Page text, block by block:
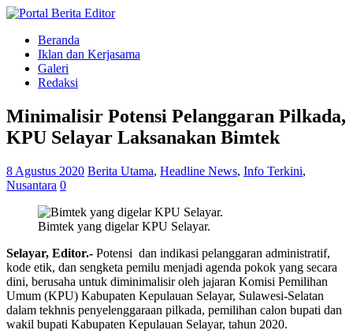
Beranda
Iklan dan Kerjasama
Galeri
Redaksi
Minimalisir Potensi Pelanggaran Pilkada,
KPU Selayar Laksanakan Bimtek
8 Agustus 2020 Berita Utama, Headline News, Info Terkini,
Nusantara 0
Bimtek yang digelar KPU Selayar.
Selayar, Editor.- Potensi dan indikasi pelanggaran administratif,
kode etik, dan sengketa pemilu menjadi agenda pokok yang secara
dini, berusaha untuk diminimalisir oleh jajaran Komisi Pemilihan
Umum (KPU) Kabupaten Kepulauan Selayar, Sulawesi-Selatan
dalam tekhnis penyelenggaraan pilkada, pemilihan calon bupati dan
wakil bupati Kabupaten Kepulauan Selayar, tahun 2020.